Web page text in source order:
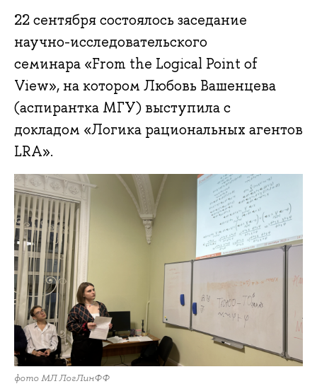
22 сентября состоялось заседание
научно-исследовательского
семинара «From the Logical Point of
View», на котором Любовь Вашенцева
(аспирантка МГУ) выступила с
докладом «Логика рациональных агентов
LRA».
фото МЛ ЛогЛинФФ